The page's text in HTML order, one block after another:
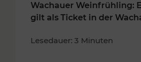
Wachauer Weinfrühling:
gilt als Ticket in der
Lesedauer: 3 Minuten